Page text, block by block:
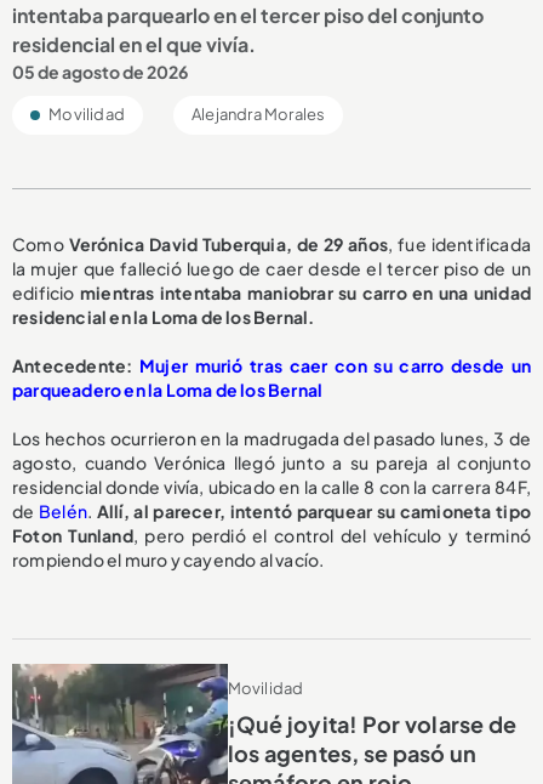
intentaba parquearlo en el tercer piso del conjunto
residencial en el que vivía.
05 de agosto de 2026
Movilidad Alejandra Morales
Como Verónica David Tuberquia, de 29 años, fue identificada
la mujer que falleció luego de caer desde el tercer piso de un
edificio mientras intentaba maniobrar su carro en una unidad
residencial en la Loma de los Bernal.
Antecedente: Mujer murió tras caer con su carro desde un
parqueadero en la Loma de los Bernal
Los hechos ocurrieron en la madrugada del pasado lunes, 3 de
agosto, cuando Verónica llegó junto a su pareja al conjunto
residencial donde vivía, ubicado en la calle 8 con la carrera 84F,
de Belén. Allí, al parecer, intentó parquear su camioneta tipo
Foton Tunland, pero perdió el control del vehículo y terminó
rompiendo el muro y cayendo al vacío.
Movilidad
¡Qué joyita! Por volarse de
los agentes, se pasó un